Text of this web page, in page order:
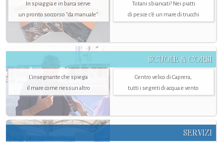
In spiaggia e in barca serve
un pronto soccorso "da manuale"
Totani sbiancati? Nei piatti
di pesce c'è un mare di trucchi
SCUOLE & CORSI
L'insegnante che spiega
il mare come nessun altro
Centro velico di Caprera,
tutti i segreti di acqua e vento
SERVIZI